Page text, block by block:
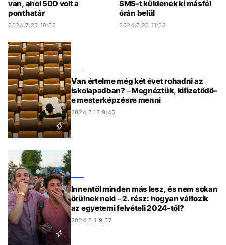
van, ahol 500 volt a
ponthatár
2024.7.25 10:52
SMS-t küldenek ki másfél
órán belül
2024.7.22 11:53
Van értelme még két évet rohadni az
iskolapadban? – Megnéztük, kifizetődő-
e mesterképzésre menni
2024.7.13 9:45
Innentől minden más lesz, és nem sokan
örülnek neki – 2. rész: hogyan változik
az egyetemi felvételi 2024-től?
2024.5.1 9:57